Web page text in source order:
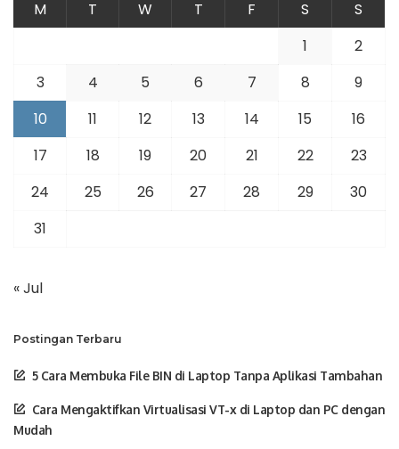
M T W T F S
S
1
2
3
4 5 6 7 8
9
10
11 12 13 14 15
16
17
18 19 20 21 22
23
24
25 26 27 28 29
30
31
« Jul
Postingan Terbaru
5 Cara Membuka File BIN di Laptop Tanpa Aplikasi Tambahan
Cara Mengaktifkan Virtualisasi VT-x di Laptop dan PC dengan
Mudah